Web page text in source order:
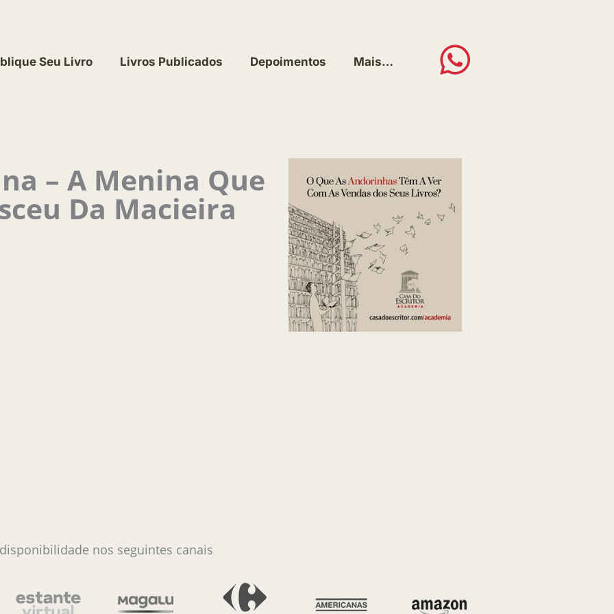
Seu Livro Livros Publicados Depoimentos Mais…
– A Menina Que
Da Macieira
nos seguintes canais